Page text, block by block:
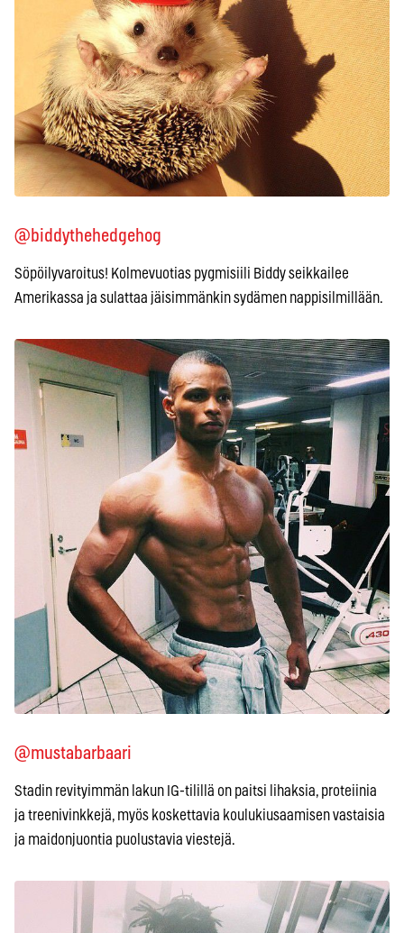
@biddythehedgehog
Söpöilyvaroitus! Kolmevuotias pygmisiili Biddy seikkailee
Amerikassa ja sulattaa jäisimmänkin sydämen nappisilmillään.
@mustabarbaari
Stadin revityimmän lakun IG-tilillä on paitsi lihaksia, proteiinia
ja treenivinkkejä, myös koskettavia koulukiusaamisen vastaisia
ja maidonjuontia puolustavia viestejä.